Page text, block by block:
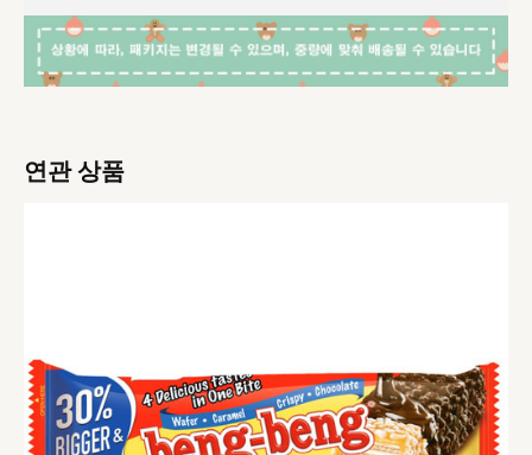
연관 상품